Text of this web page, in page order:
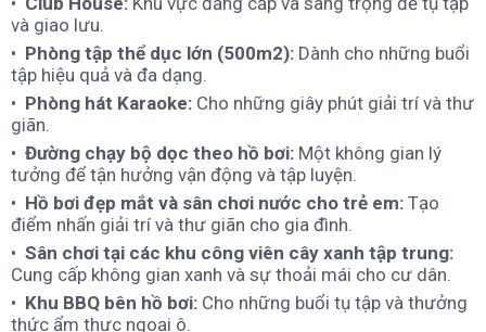
và giao lưu.
Phòng tập thể dục lớn (500m2): Dành cho những buổi
tập hiệu quả và đa dạng.
Phòng hát Karaoke: Cho những giây phút giải trí và thư
giãn.
Đường chạy bộ dọc theo hồ bơi: Một không gian lý
tưởng để tận hưởng vận động và tập luyện.
Hồ bơi đẹp mắt và sân chơi nước cho trẻ em: Tạo
điểm nhấn giải trí và thư giãn cho gia đình.
Sân chơi tại các khu công viên cây xanh tập trung:
Cung cấp không gian xanh và sự thoải mái cho cư dân.
Khu BBQ bên hồ bơi: Cho những buổi tụ tập và thưởng
thức ẩm thực ngoại ô.